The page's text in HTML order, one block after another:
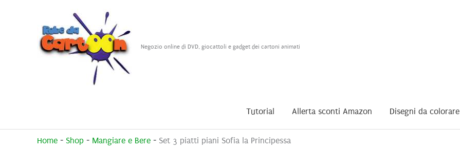
Negozio online di DVD, giocattoli e gadget dei cartoni animati
Tutorial Allerta sconti Amazon Disegni da colorare
Home - Shop - Mangiare e Bere - Set 3 piatti piani Sofia la Principessa